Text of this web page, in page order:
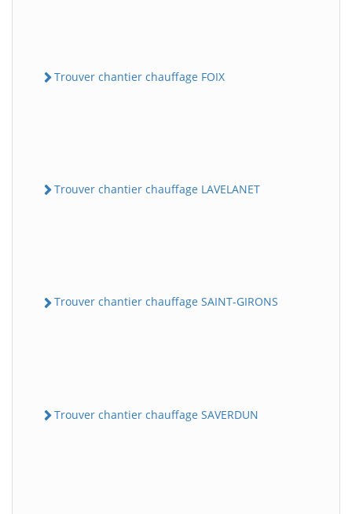
Trouver chantier chauffage FOIX
Trouver chantier chauffage LAVELANET
Trouver chantier chauffage SAINT-GIRONS
Trouver chantier chauffage SAVERDUN